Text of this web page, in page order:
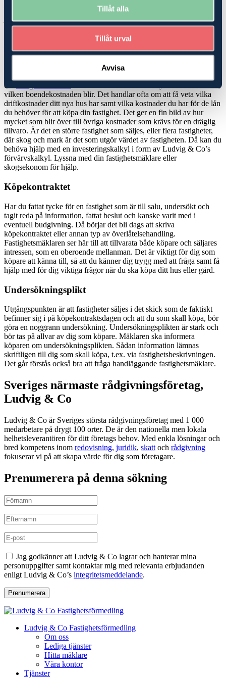
Tillåt alla
Tillåt urval
Avvisa
planer? Vi har experter på skatterätt, ekonomi, rådgivning och
juridik, som kan hjälpa dig att hitta den bästa möjliga lösningen när
du ska köpaskogeller jordbruk-/lantbruksfastighet.
Köp- och investeringskalkyler
Köper du en mindre fastighet, en så kallad avstyckad gård där det
din
vilken boendekostnaden blir. Det handlar ofta om att få veta vilka
driftkostnader ditt nya hus har samt vilka kostnader du har för de lån
du behöver för att köpa din fastighet. Det ger en fin bild av hur
mycket som blir över till övriga kostnader som krävs för en dräglig
tillvaro. Är det en större fastighet som säljes, eller flera fastigheter,
där skog och mark är det som utgör värdet av fastigheten. Då kan du
behöva hjälp med en investeringskalkyl i form av Ludvig & Co’s
förvärvskalkyl. Lyssna med din fastighetsmäklare eller
skogsekonom för hjälp.
Köpekontraktet
Har du fattat tycke för en fastighet som är till salu, undersökt och
tagit reda på information, fattat beslut och kanske varit med i
eventuell budgivning. Då börjar det bli dags att skriva
köpekontraktet eller annan typ av överlåtelsehandling.
Fastighetsmäklaren ser här till att tillvarata både köpare och säljares
intressen, som en oberoende mellanman. Det är viktigt för dig som
köpare att känna till, så att du känner dig trygg med att fråga samt få
hjälp med för dig viktiga frågor när du ska köpa ditt hus eller gård.
Undersökningsplikt
Utgångspunkten är att fastigheter säljes i det skick som de faktiskt
befinner sig i på köpekontraktsdagen och att du som skall köpa, bör
göra en noggrann undersökning. Undersökningsplikten är stark och
bör tas på allvar av dig som köpare. Mäklaren ska informera
köparen om undersökningsplikten. Sådan information lämnas
skriftligen till dig som skall köpa, t.ex. via fastighetsbeskrivningen.
Det går förstås också bra att fråga handläggande fastighetsmäklare.
Sveriges närmaste rådgivningsföretag,
Ludvig & Co
Ludvig & Co är Sveriges största rådgivningsföretag med 1 000
medarbetare på drygt 100 orter. De är den nationella men lokala
helhetsleverantören för ditt företags behov. Med enkla lösningar och
bred kompetens inom redovisning, juridik, skatt och rådgivning
fokuserar vi på att skapa värde för dig som företagare.
Prenumerera på denna sökning
Jag godkänner att Ludvig & Co lagrar och hanterar mina
personuppgifter samt kontaktar mig med relevanta erbjudanden
enligt Ludvig & Co’s integritetsmeddelande.
Prenumerera
Ludvig & Co Fastighetsförmedling
Om oss
Lediga tjänster
Hitta mäklare
Våra kontor
Tjänster